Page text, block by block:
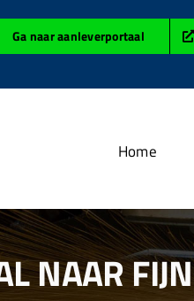
Ga naar aanleverportaal
Home
NAAR FIJN